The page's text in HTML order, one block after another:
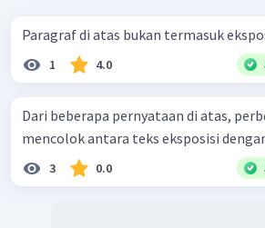
Paragraf di atas bukan termasuk
1 4.0
Dari beberapa pernyataan di atas,
mencolok antara teks eksposisi
3 0.0